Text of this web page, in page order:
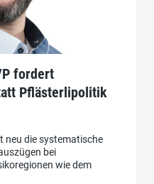
fordert
Pflästerlipolitik
neu die systematische
bei
wie dem